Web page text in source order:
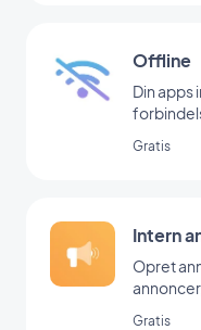
Offline
Din apps
Gratis
Intern
Opret
Gratis